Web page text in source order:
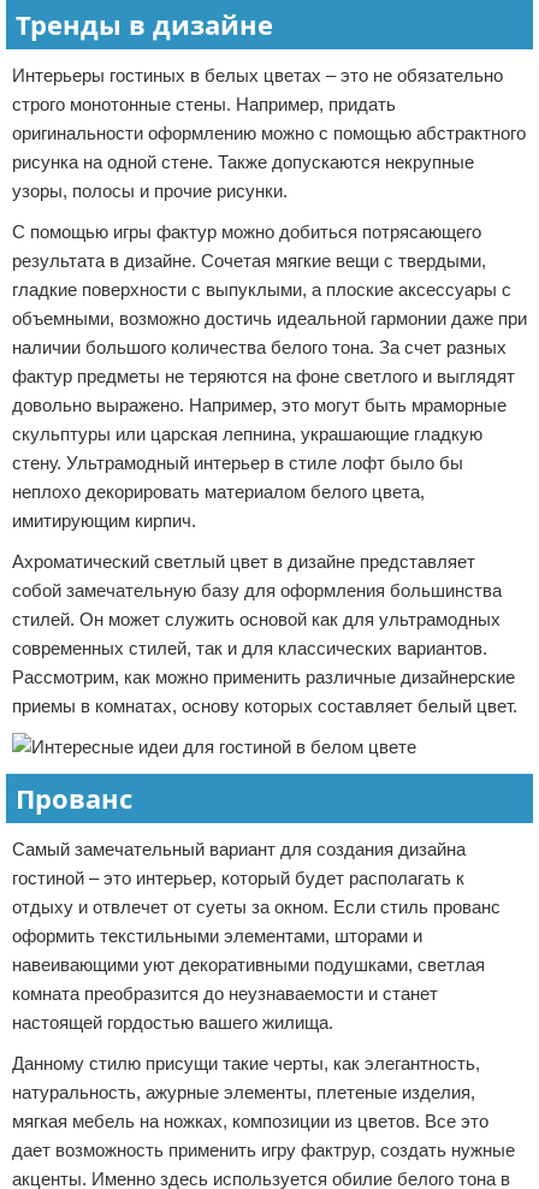
Тренды в дизайне
Интерьеры гостиных в белых цветах – это не обязательно
строго монотонные стены. Например, придать
оригинальности оформлению можно с помощью абстрактного
рисунка на одной стене. Также допускаются некрупные
узоры, полосы и прочие рисунки.
С помощью игры фактур можно добиться потрясающего
результата в дизайне. Сочетая мягкие вещи с твердыми,
гладкие поверхности с выпуклыми, а плоские аксессуары с
объемными, возможно достичь идеальной гармонии даже при
наличии большого количества белого тона. За счет разных
фактур предметы не теряются на фоне светлого и выглядят
довольно выражено. Например, это могут быть мраморные
скульптуры или царская лепнина, украшающие гладкую
стену. Ультрамодный интерьер в стиле лофт было бы
неплохо декорировать материалом белого цвета,
имитирующим кирпич.
Ахроматический светлый цвет в дизайне представляет
собой замечательную базу для оформления большинства
стилей. Он может служить основой как для ультрамодных
современных стилей, так и для классических вариантов.
Рассмотрим, как можно применить различные дизайнерские
приемы в комнатах, основу которых составляет белый цвет.
Прованс
Самый замечательный вариант для создания дизайна
гостиной – это интерьер, который будет располагать к
отдыху и отвлечет от суеты за окном. Если стиль прованс
оформить текстильными элементами, шторами и
навеивающими уют декоративными подушками, светлая
комната преобразится до неузнаваемости и станет
настоящей гордостью вашего жилища.
Данному стилю присущи такие черты, как элегантность,
натуральность, ажурные элементы, плетеные изделия,
мягкая мебель на ножках, композиции из цветов. Все это
дает возможность применить игру фактрур, создать нужные
акценты. Именно здесь используется обилие белого тона в